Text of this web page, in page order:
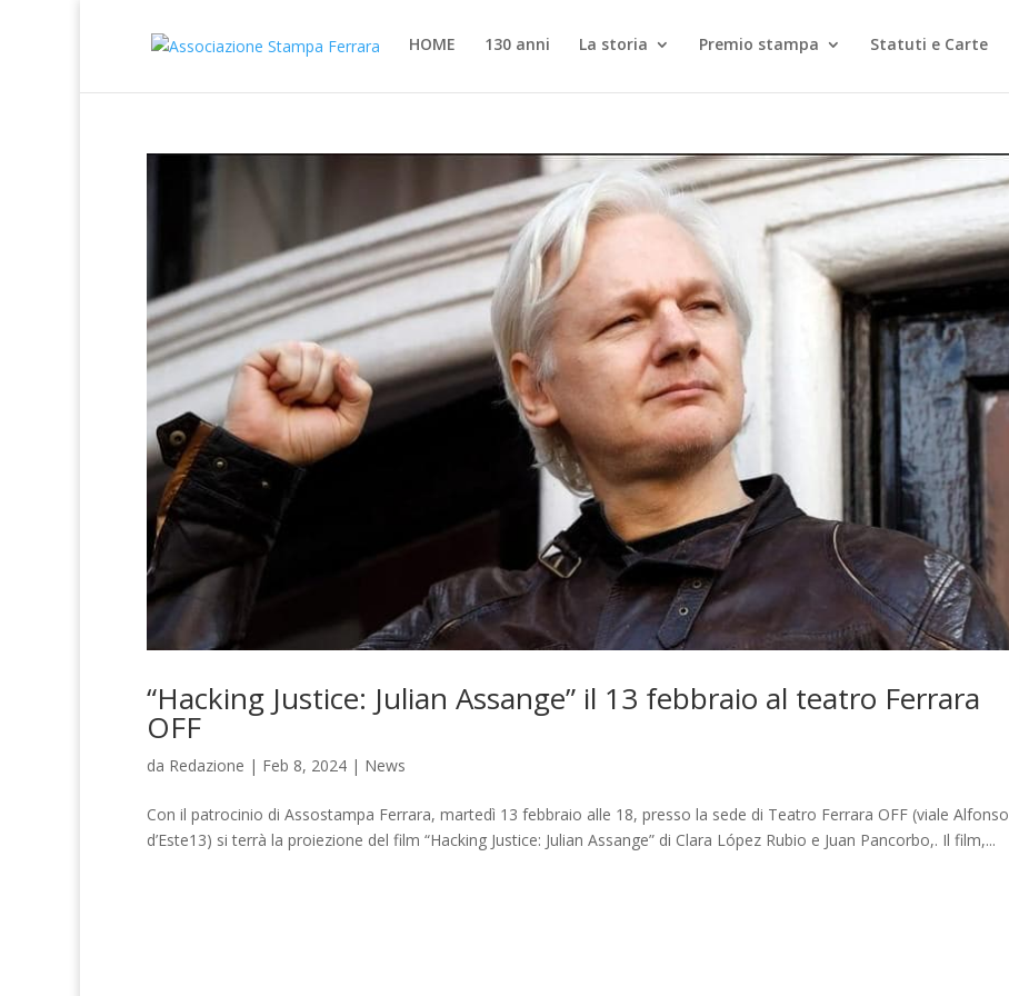
HOME 130 anni La storia Premio stampa Statuti e Carte
“Hacking Justice: Julian Assange” il 13 febbraio al teatro Ferrara
OFF
da Redazione | Feb 8, 2024 | News
Con il patrocinio di Assostampa Ferrara, martedì 13 febbraio alle 18, presso la sede di Teatro Ferrara OFF (viale Alfonso
d’Este13) si terrà la proiezione del film “Hacking Justice: Julian Assange” di Clara López Rubio e Juan Pancorbo,. Il film,...